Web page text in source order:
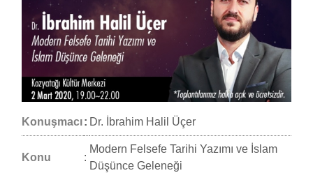
Konuşmacı: Dr. İbrahim Halil Üçer
Konu :
Modern Felsefe Tarihi Yazımı ve İslam
Düşünce Geleneği